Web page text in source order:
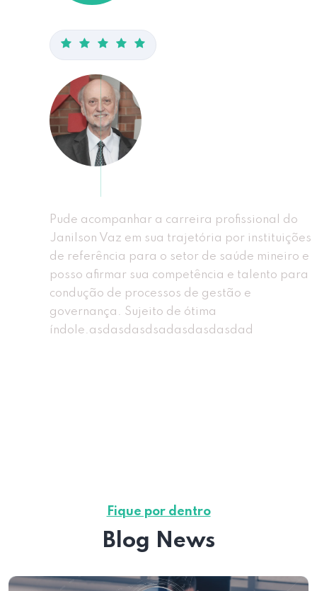
Pude acompanhar a carreira profissional do
Janilson Vaz em sua trajetória por instituições
de referência para o setor de saúde mineiro e
posso afirmar sua competência e talento para
condução de processos de gestão e
governança. Sujeito de ótima
índole.asdasdasdsadasdasdasdad
Fique por dentro
Blog News